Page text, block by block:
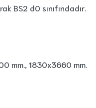
BS2 d0 sınıfındadır.
mm., 1830x3660 mm.